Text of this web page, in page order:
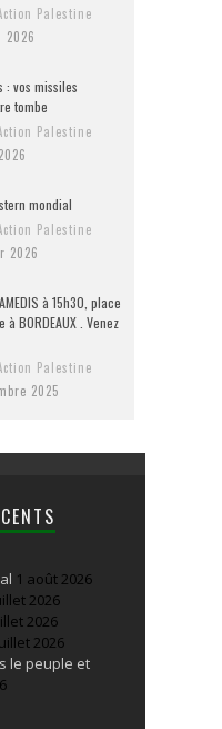
Palestine
2026
: vos missiles
tombe
Palestine
mondial
Palestine
2026
à 15h30, place
BORDEAUX . Venez
Palestine
2025
1 août 2026
2026
2026
2026
le peuple et